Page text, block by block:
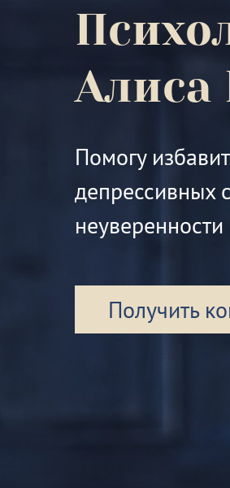
Помогу
депрессивных
Получить